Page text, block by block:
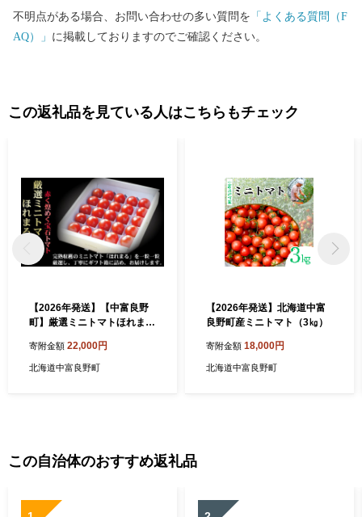
展、女性の輝く社会の推進、子育て支援、子どもたちの夢をかな
不明点がある場合、お問い合わせの多い質問を 「よくある質問（F
AQ）」 に掲載しておりますのでご確認ください。
この返礼品を見ている人はこちらもチェック
【2026年発送】【中富良野
町】厳選ミニトマトほれまる
寄附金額 22,000円
北海道中富良野町
【2026年発送】北海道中富
良野町産ミニトマト（3㎏）
寄附金額 18,000円
北海道中富良野町
この自治体のおすすめ返礼品